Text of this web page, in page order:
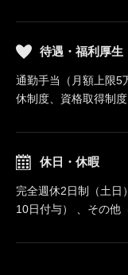
待遇・福利厚生
通勤手当（月額上限5
休制度、資格取得制度
休日・休暇
完全週休2日制（土日
10日付与） 、その他